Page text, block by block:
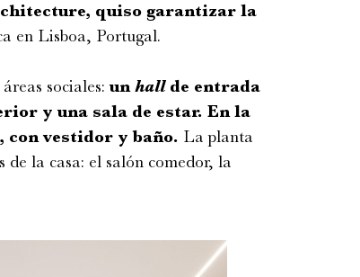
quiso garantizar la
en Lisboa, Portugal.
sociales:unhallde entrada
y una sala de estar. En la
vestidor y baño. La planta
de la casa: el salón comedor, la